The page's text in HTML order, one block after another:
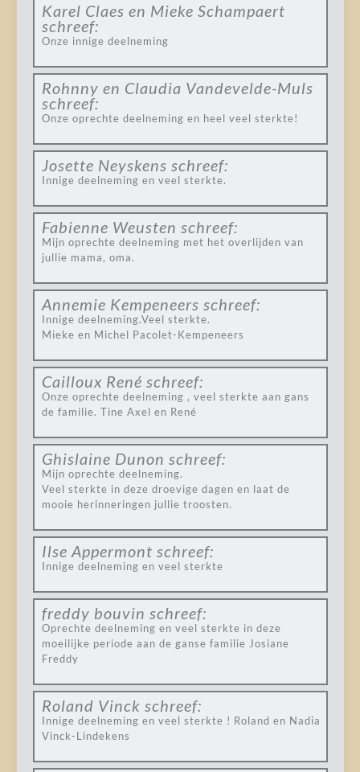
Karel Claes en Mieke Schampaert
schreef:
Onze innige deelneming
Rohnny en Claudia Vandevelde-Muls
schreef:
Onze oprechte deelneming en heel veel sterkte!
Josette Neyskens schreef:
Innige deelneming en veel sterkte.
Fabienne Weusten schreef:
Mijn oprechte deelneming met het overlijden van
jullie mama, oma.
Annemie Kempeneers schreef:
Innige deelneming.Veel sterkte.
Mieke en Michel Pacolet-Kempeneers
Cailloux René schreef:
Onze oprechte deelneming , veel sterkte aan gans
de familie. Tine Axel en René
Ghislaine Dunon schreef:
Mijn oprechte deelneming.
Veel sterkte in deze droevige dagen en laat de
mooie herinneringen jullie troosten.
Ilse Appermont schreef:
Innige deelneming en veel sterkte
freddy bouvin schreef:
Oprechte deelneming en veel sterkte in deze
moeilijke periode aan de ganse familie Josiane
Freddy
Roland Vinck schreef:
Innige deelneming en veel sterkte ! Roland en Nadia
Vinck-Lindekens